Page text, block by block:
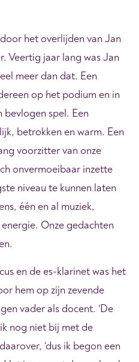
het overlijden van Jan
Veertig jaar lang was Jan
meer dan dat. Een
op het podium en in
bevlogen spel. Een
betrokken en warm. Een
voorzitter van onze
onvermoeibaar inzette
niveau te kunnen laten
één en al muziek,
Onze gedachten
en de es-klarinet was het
hem op zijn zevende
vader als docent. ‘De
nog niet bij met de
‘dus ik begon een